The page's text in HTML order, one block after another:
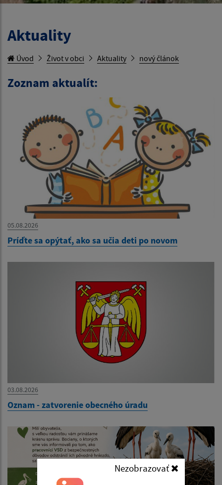
Nezobrazovať
Aktuality
Úvod Život v obci Aktuality nový článok
Zoznam aktualít:
05.08.2026
Príďte sa opýtať, ako sa učia deti po novom
03.08.2026
Oznam - zatvorenie obecného úradu